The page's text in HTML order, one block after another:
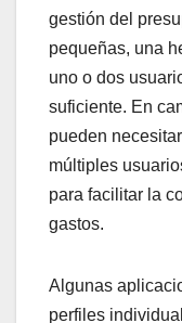
gestión del
pequeñas, una
uno o dos
suficiente. En
pueden
múltiples
para facilitar la
gastos.
Algunas
perfiles